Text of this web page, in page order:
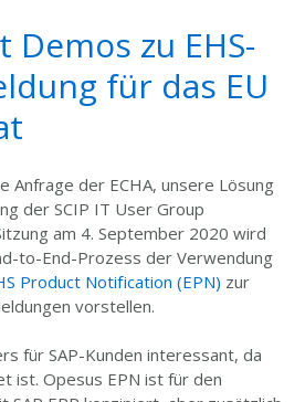
Demos zu EHS-
für das EU
Anfrage der ECHA, unsere Lösung
der SCIP IT User Group
am 4. September 2020 wird
to-End-Prozess der Verwendung
Product Notification (EPN) zur
vorstellen.
für SAP-Kunden interessant, da
ist. Opesus EPN ist für den